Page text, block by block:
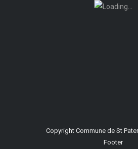
Copyright Commune de St
Footer